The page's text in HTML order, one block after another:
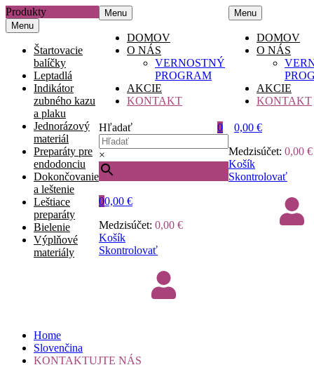
Produkty
Menu
Štartovacie
balíčky
Leptadlá
Indikátor
zubného kazu
a plaku
Jednorázový
materiál
Preparáty pre
endodonciu
Dokončovanie
a leštenie
Leštiace
preparáty
Bielenie
Výplňové
materiály
Menu
DOMOV
O NÁS
VERNOSTNÝ
PROGRAM
AKCIE
KONTAKT
Hľadať
×
00,00 €
Medzisúčet: 0,00 €
Košík
Skontrolovať
Menu
DOMOV
O NÁS
AKCIE
KONTAKT
0 0,00 €
Medzisúčet: 0,00 €
Košík
Skontrolovať
Home
Slovenčina
KONTAKTUJTE NÁS